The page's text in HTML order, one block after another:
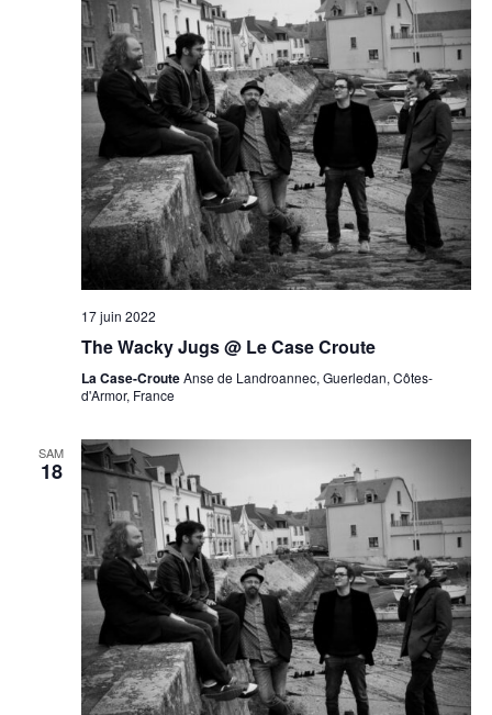
17 juin 2022
The Wacky Jugs @ Le Case Croute
La Case-CrouteAnse de Landroannec, Guerledan, Côtes-
d'Armor, France
SAM
18